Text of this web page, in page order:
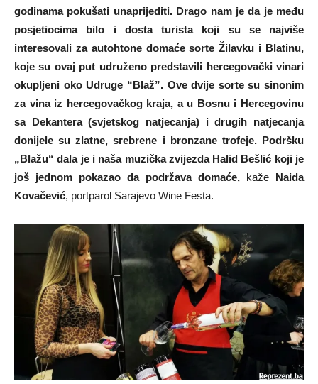
godinama pokušati unaprijediti. Drago nam je da je među
posjetiocima bilo i dosta turista koji su se najviše
interesovali za autohtone domaće sorte Žilavku i Blatinu,
koje su ovaj put udruženo predstavili hercegovački vinari
okupljeni oko Udruge “Blaž”. Ove dvije sorte su sinonim
za vina iz hercegovačkog kraja, a u Bosnu i Hercegovinu
sa Dekantera (svjetskog natjecanja) i drugih natjecanja
donijele su zlatne, srebrene i bronzane trofeje. Podršku
„Blažu“ dala je i naša muzička zvijezda Halid Bešlić koji je
još jednom pokazao da podržava domaće, kaže Naida
Kovačević, portparol Sarajevo Wine Festa.